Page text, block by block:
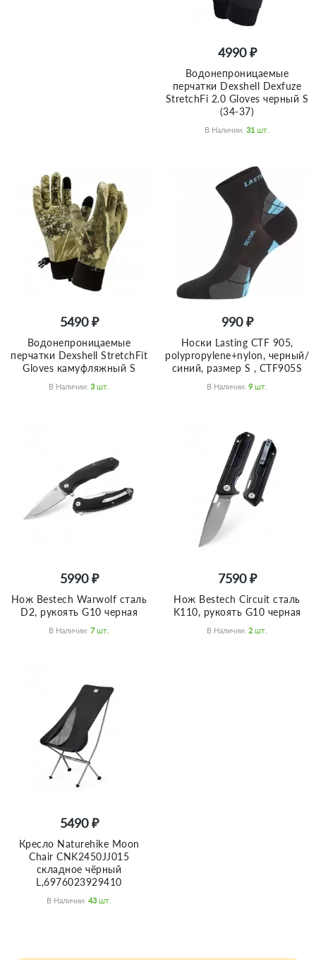
4990 ₽
Водонепроницаемые
перчатки Dexshell Dexfuze
StretchFi 2.0 Gloves черный S
(34-37)
В Наличии: 31 Шт.
5490 ₽
Водонепроницаемые
перчатки Dexshell StretchFit
Gloves камуфляжный S
В Наличии: 3 Шт.
990 ₽
Носки Lasting CTF 905,
polypropylene+nylon, черный/
синий, размер S , CTF905S
В Наличии: 9 Шт.
5990 ₽
Нож Bestech Warwolf сталь
D2, рукоять G10 черная
В Наличии: 7 Шт.
7590 ₽
Нож Bestech Circuit сталь
K110, рукоять G10 черная
В Наличии: 2 Шт.
5490 ₽
Кресло Naturehike Moon
Chair CNK2450JJ015
складное чёрный
L,6976023929410
В Наличии: 43 Шт.